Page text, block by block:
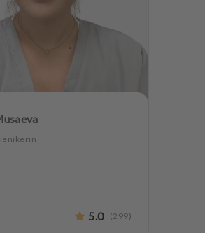
5.0 (299)